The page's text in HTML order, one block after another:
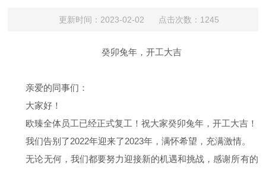
更新时间：2023-02-02 点击次数：1245
癸卯兔年，开工大吉
亲爱的同事们：
大家好！
欧臻全体员工已经正式复工！祝大家癸卯兔年，开工大吉！
我们告别了2022年迎来了2023年，满怀希望，充满激情。
无论无何，我们都要努力迎接新的机遇和挑战，感谢所有的